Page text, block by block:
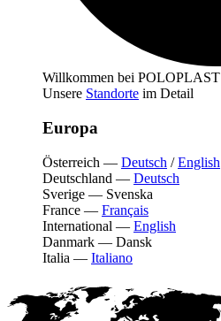
Willkommen bei POLOPLAST
Unsere Standorte im Detail
Europa
Österreich — Deutsch /English
Deutschland — Deutsch
Sverige — Svenska
France — Français
International — English
Danmark — Dansk
Italia — Italiano